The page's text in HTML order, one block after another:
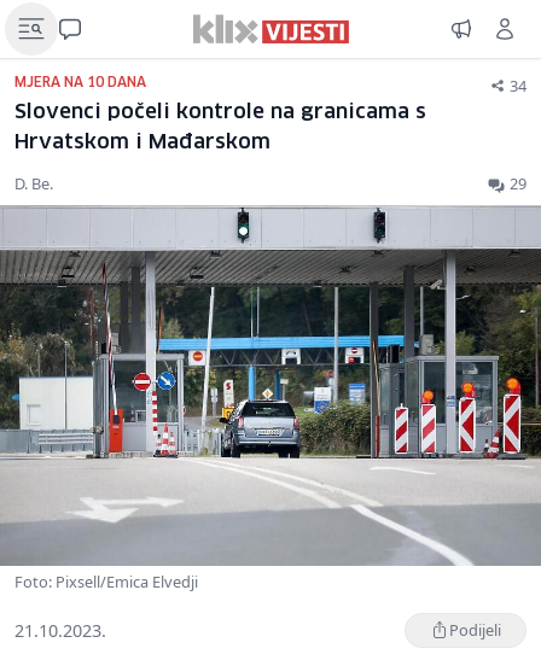
MJERA NA 10 DANA 34
Slovenci počeli kontrole na granicama s
Hrvatskom i Mađarskom
D. Be. 29
Foto: Pixsell/Emica Elvedji
21.10.2023. Podijeli